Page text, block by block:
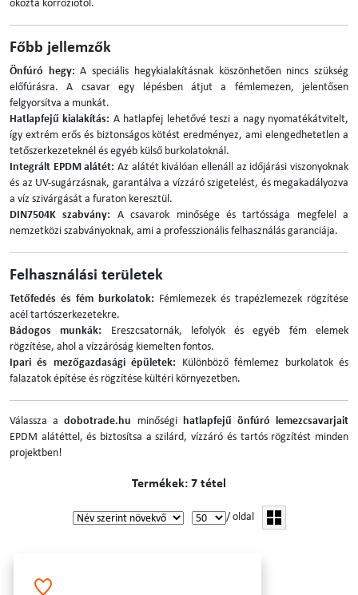
okozta korróziótól.
Főbb jellemzők
Önfúró hegy: A speciális hegykialakításnak köszönhetően nincs szükség
előfúrásra. A csavar egy lépésben átjut a fémlemezen, jelentősen
felgyorsítva a munkát.
Hatlapfejű kialakítás: A hatlapfej lehetővé teszi a nagy nyomatékátvitelt,
így extrém erős és biztonságos kötést eredményez, ami elengedhetetlen a
tetőszerkezeteknél és egyéb külső burkolatoknál.
Integrált EPDM alátét: Az alátét kiválóan ellenáll az időjárási viszonyoknak
és az UV-sugárzásnak, garantálva a vízzáró szigetelést, és megakadályozva
a víz szivárgását a furaton keresztül.
DIN7504K szabvány:
A csavarok minősége és tartóssága megfelel a
nemzetközi szabványoknak, ami a professzionális felhasználás garanciája.
Felhasználási területek
Tetőfedés és fém burkolatok: Fémlemezek és trapézlemezek rögzítése
acél tartószerkezetekre.
Bádogos munkák: Ereszcsatornák, lefolyók és egyéb fém elemek
rögzítése, ahol a vízzáróság kiemelten fontos.
Ipari és mezőgazdasági épületek: Különböző fémlemez burkolatok és
falazatok építése és rögzítése kültéri környezetben.
Válassza adobotrade.hu minőségi
hatlapfejű önfúró lemezcsavarjait
EPDM alátéttel, és biztosítsa a szilárd, vízzáró és tartós rögzítést minden
projektben!
Termékek: 7 tétel
/ oldal